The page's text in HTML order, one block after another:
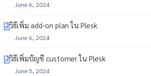
June 6, 2024
วิธีเพิ่ม add-on plan ใน Plesk
June 6, 2024
วิธีเพิ่มบัญชี customer ใน Plesk
June 5, 2024